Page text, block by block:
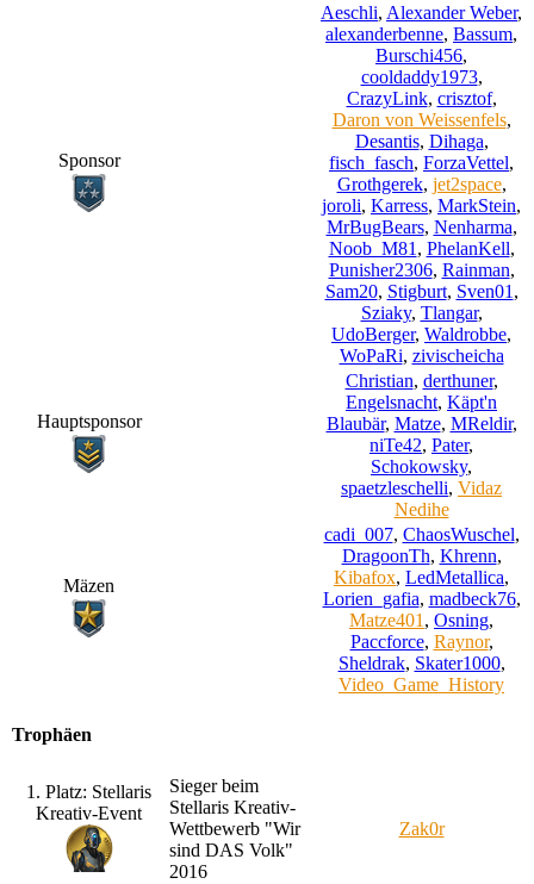
Sponsor
Aeschli, Alexander Weber,
alexanderbenne, Bassum,
Burschi456,
cooldaddy1973,
CrazyLink, crisztof,
Daron von Weissenfels,
Desantis, Dihaga,
fisch_fasch, ForzaVettel,
Grothgerek, jet2space,
joroli, Karress, MarkStein,
MrBugBears, Nenharma,
Noob_M81 , PhelanKell,
Punisher2306, Rainman,
Sam20, Stigburt, Sven01 ,
Sziaky, Tlangar,
UdoBerger, Waldrobbe,
WoPaRi, zivischeicha
Hauptsponsor
Christian, derthuner,
Engelsnacht, Käpt'n
Blaubär, Matze, MReldir,
niTe42, Pater,
Schokowsky,
spaetzleschelli, Vidaz
Nedihe
Mäzen
cadi_007, ChaosWuschel,
DragoonTh, Khrenn,
Kibafox, LedMetallica,
Lorien_gafia, madbeck76,
Matze401 , Osning,
Paccforce, Raynor,
Sheldrak, Skater1000,
Video_Game_History
Trophäen
1. Platz: Stellaris
Kreativ-Event
Sieger beim
Stellaris Kreativ-
Wettbewerb "Wir
sind DAS Volk"
2016
Zak0r